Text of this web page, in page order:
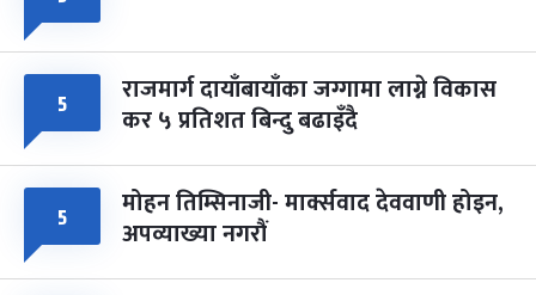
५ राजमार्ग दायाँबायाँका जग्गामा लाग्ने विकास
कर ५ प्रतिशत बिन्दु बढाइँदै
५ मोहन तिम्सिनाजी- मार्क्सवाद देववाणी होइन,
अपव्याख्या नगरौं